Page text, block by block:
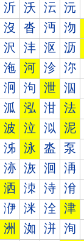
沂 沃 沄 沅
沒 沓 沔 沕
沢 沣 沤 沥
沲 河 沴 沵
泂 泃 泄 泅
泒 泓 泔 法
波 泣 泤 泥
泲 泳 泴 泵
洂 洃 洄 洅
洒 洓 洔 洕
洢 洣 洤 津
洲 洳 洴 洵